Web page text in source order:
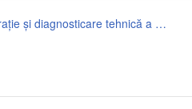
1anunț de participare_servicii de reparație și diagnosticare tehnică a macaralelor turl.semnat.pdf